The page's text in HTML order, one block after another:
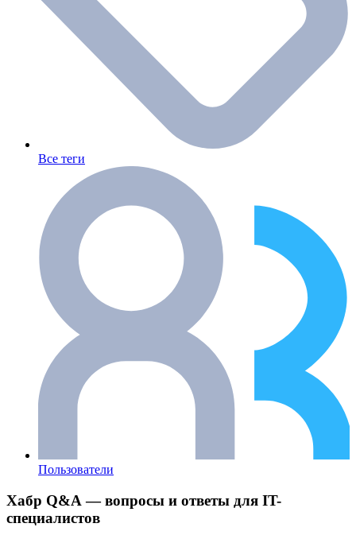
Все теги
Пользователи
Хабр Q&A — вопросы и ответы для IT-
специалистов